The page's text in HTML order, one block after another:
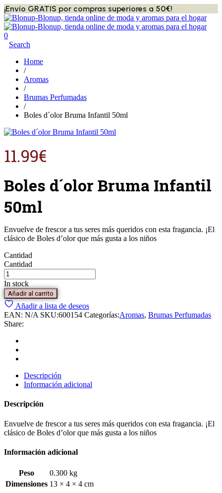
¡Envío GRATIS por compras superiores a 50€!
0
Search
Home
/
Aromas
/
Brumas Perfumadas
/
Boles d´olor Bruma Infantil 50ml
11.99€
Boles d´olor Bruma Infantil
50ml
Envuelve de frescor a tus seres más queridos con esta fragancia. ¡El
clásico de Boles d’olor que más gusta a los niños
Cantidad
Cantidad
In stock
Añadir al carrito
Añadir a lista de deseos
EAN: N/A SKU:600154 Categorías:Aromas, Brumas Perfumadas
Share:
Descripción
Información adicional
Descripción
Envuelve de frescor a tus seres más queridos con esta fragancia. ¡El
clásico de Boles d’olor que más gusta a los niños
Información adicional
Peso
0.300 kg
Dimensiones 13 × 4 × 4 cm